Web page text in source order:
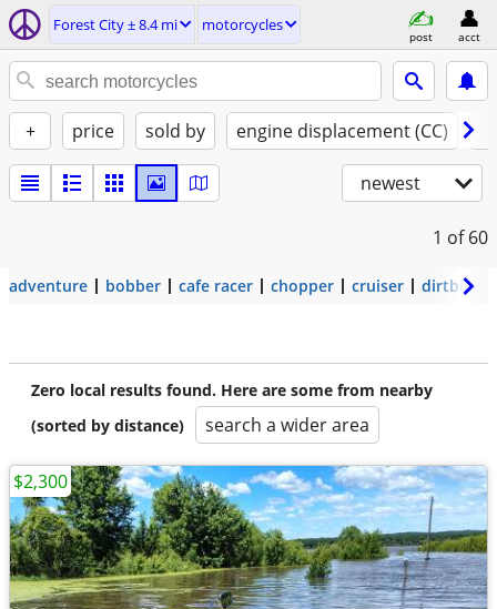
Forest City ± 8.4 mi motorcycles
post acct
+ price sold by engine displacement (CC)
newest
1 of 60
adventure bobber cafe racer chopper cruiser dirtbike
Zero local results found. Here are some from nearby
(sorted by distance)
search a wider area
$2,300